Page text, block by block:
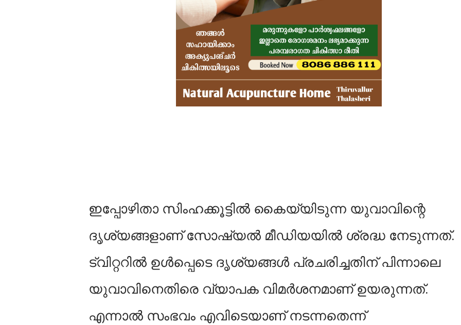
ഇപ്പോഴിതാ സിംഹക്കൂട്ടില്‍ കൈയ്യിടുന്ന യുവാവിന്റെ
ദൃശ്യങ്ങളാണ് സോഷ്യല്‍ മീഡിയയില്‍ ശ്രദ്ധ നേടുന്നത്.
ട്വിറ്ററില്‍ ഉള്‍പ്പെടെ ദൃശ്യങ്ങള്‍ പ്രചരിച്ചതിന് പിന്നാലെ
യുവാവിനെതിരെ വ്യാപക വിമര്‍ശനമാണ് ഉയരുന്നത്.
എന്നാല്‍ സംഭവം എവിടെയാണ് നടന്നതെന്ന്